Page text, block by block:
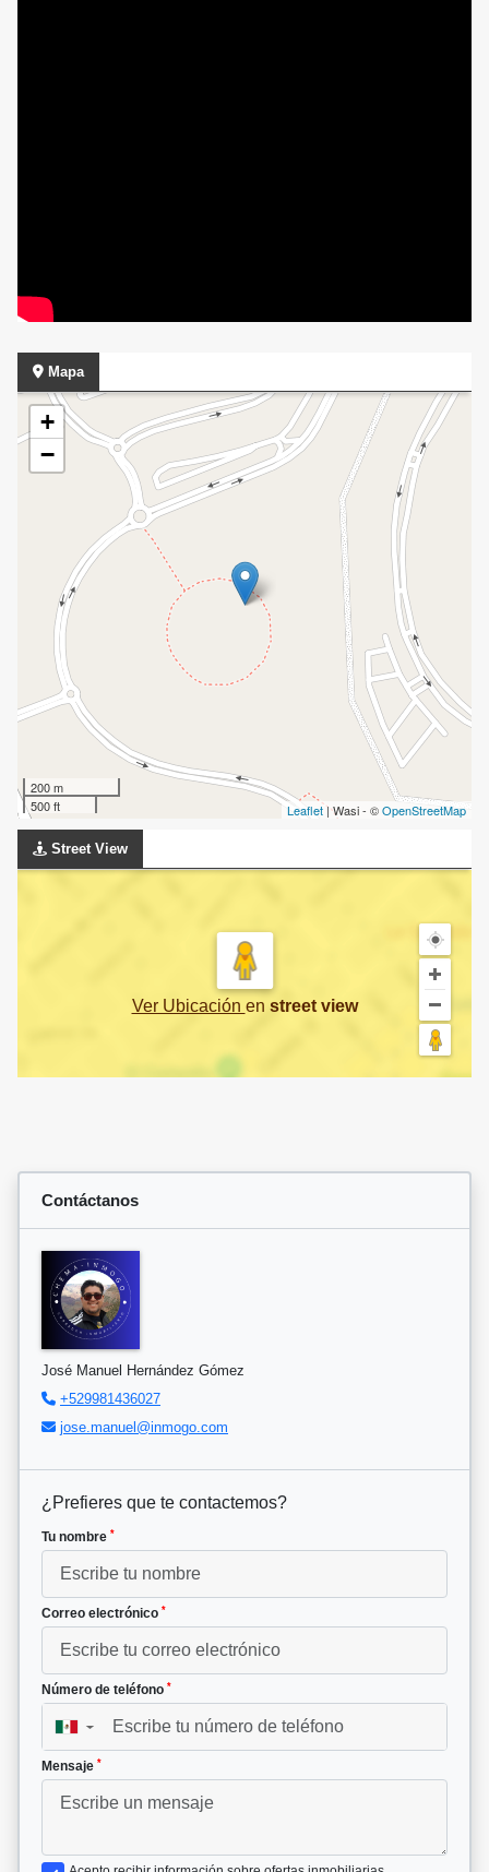
Mapa
+
−
200 m
500 ft
Leaflet| Wasi - ©OpenStreetMap
Street View
Ver Ubicación en street view
Contáctanos
José Manuel Hernández Gómez
+529981436027
jose.manuel@inmogo.com
¿Prefieres que te contactemos?
Tu nombre *
Correo electrónico *
Número de teléfono *
▼
Mensaje *